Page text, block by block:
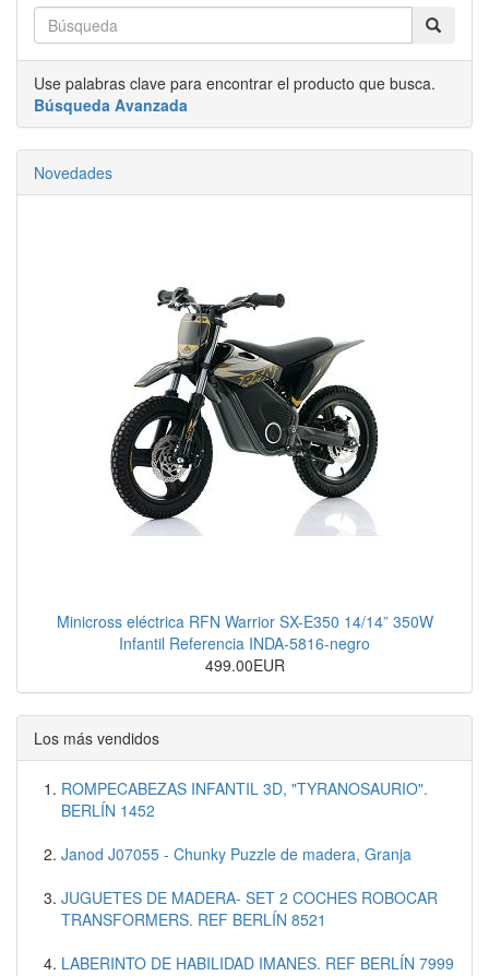
Use palabras clave para encontrar el producto que busca.
Búsqueda Avanzada
Novedades
Minicross eléctrica RFN Warrior SX-E350 14/14” 350W
Infantil Referencia INDA-5816-negro
499.00EUR
Los más vendidos
ROMPECABEZAS INFANTIL 3D, "TYRANOSAURIO".
BERLÍN 1452
Janod J07055 - Chunky Puzzle de madera, Granja
JUGUETES DE MADERA- SET 2 COCHES ROBOCAR
TRANSFORMERS. REF BERLÍN 8521
LABERINTO DE HABILIDAD IMANES. REF BERLÍN 7999